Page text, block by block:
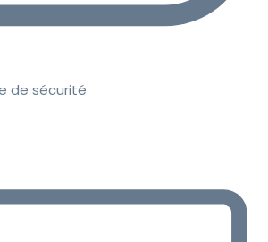
de sécurité